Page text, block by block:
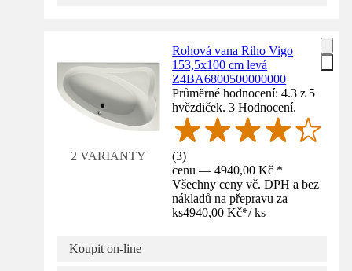
2 VARIANTY
Rohová vana Riho Vigo
153,5x100 cm levá
Z4BA6800500000000
Průměrné hodnocení: 4.3 z 5
hvězdiček. 3 Hodnocení.
(3)
cenu — 4940,00 Kč *
Všechny ceny vč. DPH a bez
nákladů na přepravu za
ks4940,00 Kč*/ ks
Koupit on-line